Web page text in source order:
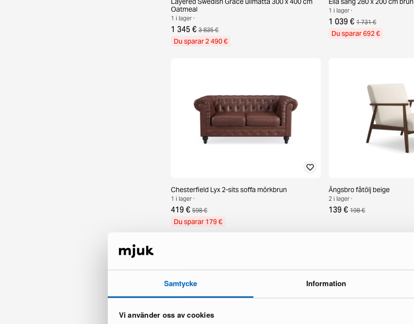
Samtycke Information
Vi använder oss av cookies
Oatmeal
1 i lager ·
1 345 € 3 835 €
Du sparar 2 490 €
1 i lager ·
1 039 € 1 731 €
Du sparar 692 €
Chesterfield Lyx 2-sits soffa mörkbrun
1 i lager ·
419 € 598 €
Du sparar 179 €
Ängsbro fåtölj beige
2 i lager ·
139 € 198 €